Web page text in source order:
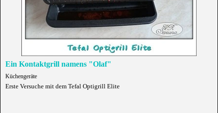
Ein Kontaktgrill namens "Olaf"
Küchengeräte
Erste Versuche mit dem Tefal Optigrill Elite